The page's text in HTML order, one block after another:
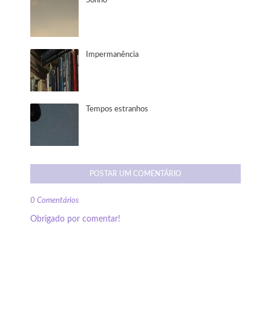
Impermanência
Tempos estranhos
POSTAR UM COMENTÁRIO
0 Comentários
Obrigado por comentar!